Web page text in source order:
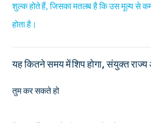
शुल्क होते हैं, जिसका मतलब है कि उस मूल्य से
होता है।
यह कितने समय में शिप होगा, संयुक्त
तुम कर सकते हो